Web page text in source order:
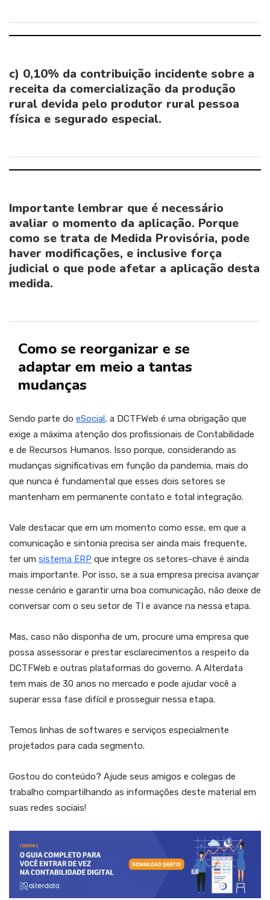
c) 0,10% da contribuição incidente sobre a
receita da comercialização da produção
rural devida pelo produtor rural pessoa
física e segurado especial.
Importante lembrar que é necessário
avaliar o momento da aplicação. Porque
como se trata de Medida Provisória, pode
haver modificações, e inclusive força
judicial o que pode afetar a aplicação desta
medida.
Como se reorganizar e se
adaptar em meio a tantas
mudanças
Sendo parte do eSocial, a DCTFWeb é uma obrigação que
exige a máxima atenção dos profissionais de Contabilidade
e de Recursos Humanos. Isso porque, considerando as
mudanças significativas em função da pandemia, mais do
que nunca é fundamental que esses dois setores se
mantenham em permanente contato e total integração.
Vale destacar que em um momento como esse, em que a
comunicação e sintonia precisa ser ainda mais frequente,
ter um sistema ERP que integre os setores-chave é ainda
mais importante. Por isso, se a sua empresa precisa avançar
nesse cenário e garantir uma boa comunicação, não deixe de
conversar com o seu setor de TI e avance na nessa etapa.
Mas, caso não disponha de um, procure uma empresa que
possa assessorar e prestar esclarecimentos a respeito da
DCTFWeb e outras plataformas do governo. A Alterdata
tem mais de 30 anos no mercado e pode ajudar você a
superar essa fase difícil e prosseguir nessa etapa.
Temos linhas de softwares e serviços especialmente
projetados para cada segmento.
Gostou do conteúdo? Ajude seus amigos e colegas de
trabalho compartilhando as informações deste material em
suas redes sociais!